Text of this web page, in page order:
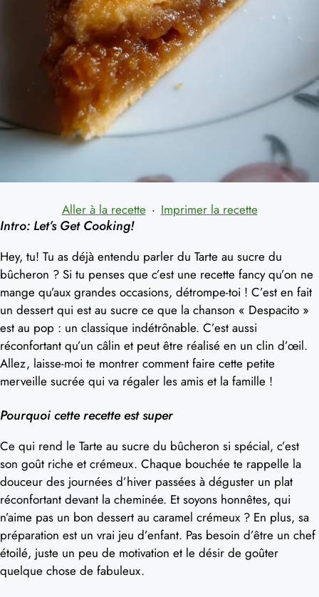
Aller à la recette · Imprimer la recette
Intro: Let’s Get Cooking!
Hey, tu! Tu as déjà entendu parler du Tarte au sucre du
bûcheron ? Si tu penses que c’est une recette fancy qu’on ne
mange qu’aux grandes occasions, détrompe-toi ! C’est en fait
un dessert qui est au sucre ce que la chanson « Despacito »
est au pop : un classique indétrônable. C’est aussi
réconfortant qu’un câlin et peut être réalisé en un clin d’œil.
Allez, laisse-moi te montrer comment faire cette petite
merveille sucrée qui va régaler les amis et la famille !
Pourquoi cette recette est super
Ce qui rend le Tarte au sucre du bûcheron si spécial, c’est
son goût riche et crémeux. Chaque bouchée te rappelle la
douceur des journées d’hiver passées à déguster un plat
réconfortant devant la cheminée. Et soyons honnêtes, qui
n’aime pas un bon dessert au caramel crémeux ? En plus, sa
préparation est un vrai jeu d’enfant. Pas besoin d’être un chef
étoilé, juste un peu de motivation et le désir de goûter
quelque chose de fabuleux.